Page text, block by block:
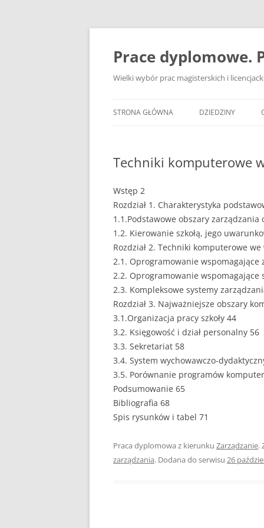
Przejdź
Prace dyplomowe.
Wielki wybór prac magisterskich i
STRONA GŁÓWNA DZIEDZINY
BANKOWOŚĆ
DZIENNIKARSTWO
EKOLOGIA
EKONOMIA
EUROPEISTYKA
FINANSE
GASTRONOMIA
HANDEL
LOGISTYKA I
Techniki komputerowe
Wstęp 2
Rozdział 1. Charakterystyka
1.1.Podstawowe obszary zarządzania
1.2. Kierowanie szkołą, jego
Rozdział 2. Techniki komputerowe
2.1. Oprogramowanie wspomagające
2.2. Oprogramowanie
2.3. Kompleksowe systemy
Rozdział 3. Najważniejsze obszary
3.1.Organizacja pracy szkoły 44
3.2. Księgowość i dział personalny 56
3.3. Sekretariat 58
3.4. System wychowawczo-
3.5. Porównanie programów
Podsumowanie 65
Bibliografia 68
Spis rysunków i tabel 71
Praca dyplomowa z kierunku Zarządzanie.
zarządzania. Dodana do serwisu 26